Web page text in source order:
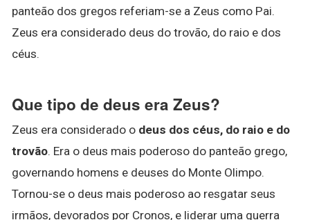
panteão dos gregos referiam-se a Zeus como Pai.
Zeus era considerado deus do trovão, do raio e dos
céus.
Que tipo de deus era Zeus?
Zeus era considerado o deus dos céus, do raio e do
trovão. Era o deus mais poderoso do panteão grego,
governando homens e deuses do Monte Olimpo.
Tornou-se o deus mais poderoso ao resgatar seus
irmãos, devorados por Cronos, e liderar uma guerra